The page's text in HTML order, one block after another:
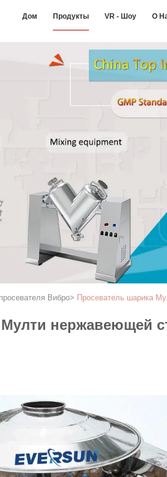
Дом Продукты VR - Шоу О
Вибро> Просеватель шарика
нержавеющей